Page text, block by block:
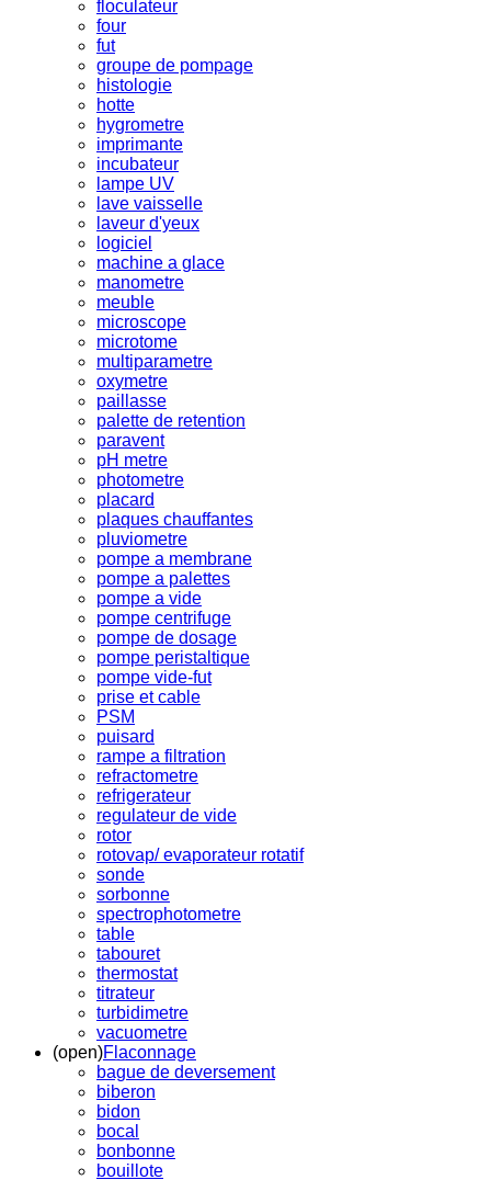
floculateur
four
fut
groupe de pompage
histologie
hotte
hygrometre
imprimante
incubateur
lampe UV
lave vaisselle
laveur d'yeux
logiciel
machine a glace
manometre
meuble
microscope
microtome
multiparametre
oxymetre
paillasse
palette de retention
paravent
pH metre
photometre
placard
plaques chauffantes
pluviometre
pompe a membrane
pompe a palettes
pompe a vide
pompe centrifuge
pompe de dosage
pompe peristaltique
pompe vide-fut
prise et cable
PSM
puisard
rampe a filtration
refractometre
refrigerateur
regulateur de vide
rotor
rotovap/ evaporateur rotatif
sonde
sorbonne
spectrophotometre
table
tabouret
thermostat
titrateur
turbidimetre
vacuometre
(open)Flaconnage
bague de deversement
biberon
bidon
bocal
bonbonne
bouillote